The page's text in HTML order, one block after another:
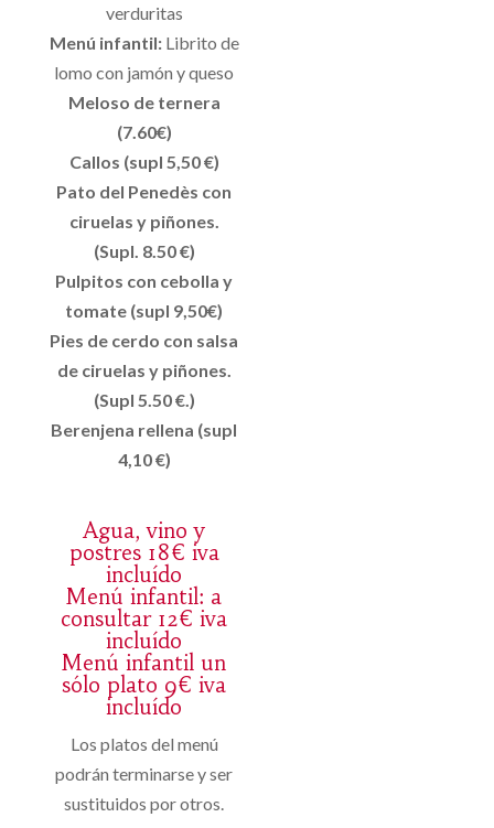
verduritas
Menú infantil:Librito de
lomo con jamón y queso
Meloso de ternera
(7.60€)
Callos (supl 5,50 €)
Pato del Penedès con
ciruelas y piñones.
(Supl. 8.50 €)
Pulpitos con cebolla y
tomate (supl 9,50€)
Pies de cerdo con salsa
de ciruelas y piñones.
(Supl 5.50 €.)
Berenjena rellena (supl
4,10 €)
Agua, vino y
postres 18€ iva
incluído
Menú infantil: a
consultar 12€ iva
incluído
Menú infantil un
sólo plato 9€ iva
incluído
Los platos del menú
podrán terminarse y ser
sustituidos por otros.